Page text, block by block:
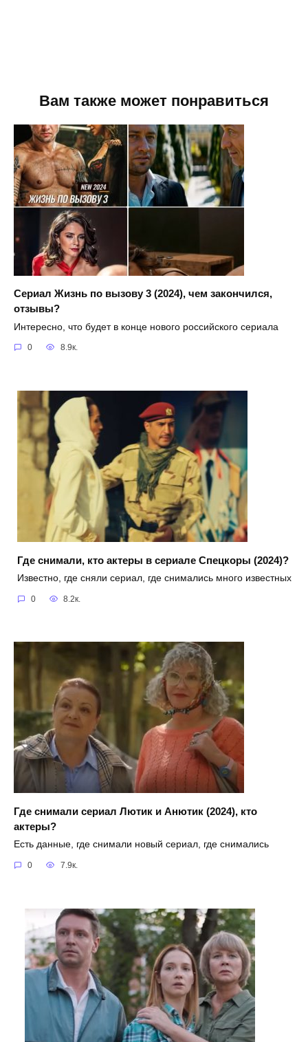
Вам также может понравиться
Сериал Жизнь по вызову 3 (2024), чем закончился,
отзывы?
Интересно, что будет в конце нового российского сериала
0 8.9к.
Где снимали, кто актеры в сериале Спецкоры (2024)?
Известно, где сняли сериал, где снимались много известных
0 8.2к.
Где снимали сериал Лютик и Анютик (2024), кто
актеры?
Есть данные, где снимали новый сериал, где снимались
0 7.9к.